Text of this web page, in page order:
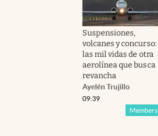
Suspensiones,
volcanes y concurso:
las mil vidas de otra
aerolínea que busca
revancha
Ayelén Trujillo
Members
09:39